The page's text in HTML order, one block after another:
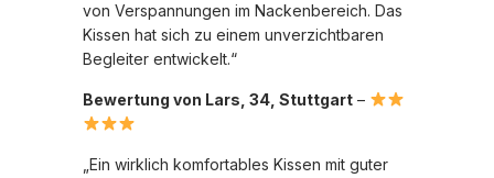
von Verspannungen im Nackenbereich. Das
Kissen hat sich zu einem unverzichtbaren
Begleiter entwickelt.“
Bewertung von Lars, 34, Stuttgart –
„Ein wirklich komfortables Kissen mit guter